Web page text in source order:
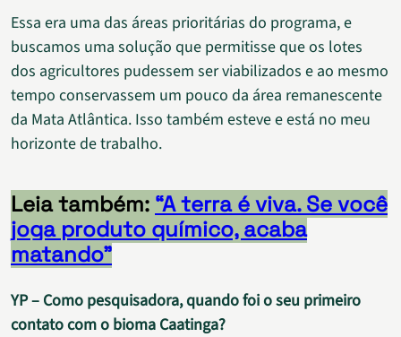
Essa era uma das áreas prioritárias do programa, e
buscamos uma solução que permitisse que os lotes
dos agricultores pudessem ser viabilizados e ao mesmo
tempo conservassem um pouco da área remanescente
da Mata Atlântica. Isso também esteve e está no meu
horizonte de trabalho.
Leia também: “A terra é viva. Se você
joga produto químico, acaba
matando”
YP – Como pesquisadora, quando foi o seu primeiro
contato com o bioma Caatinga?